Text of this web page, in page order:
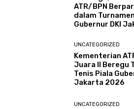
ATR/BPN
dalam
Gubernur DKI
UNCATEGORIZED
Kementerian
Juara II Beregu
Tenis Piala
Jakarta 2026
UNCATEGORIZED